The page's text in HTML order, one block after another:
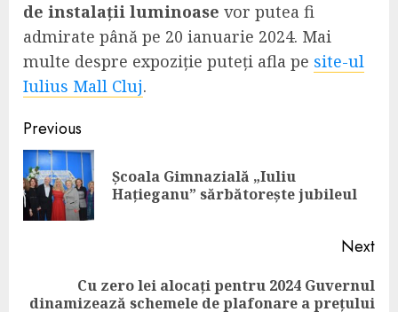
de instalații luminoase vor putea fi
admirate până pe 20 ianuarie 2024. Mai
multe despre expoziție puteți afla pe site-ul
Iulius Mall Cluj.
Continue
Reading
Previous
Școala Gimnazială „Iuliu
Hațieganu” sărbătorește jubileul
Next
Next
Cu zero lei alocați pentru 2024 Guvernul
dinamizează schemele de plafonare a prețului